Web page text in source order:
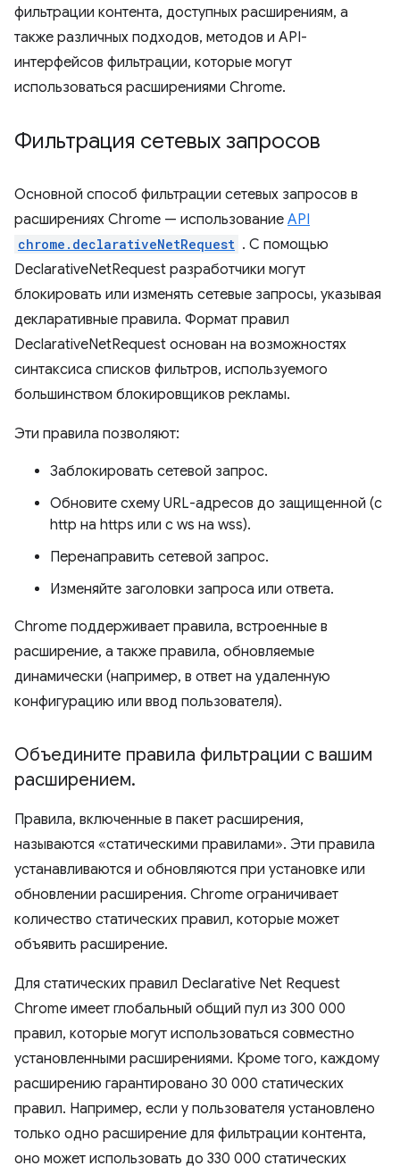
фильтрации контента, доступных расширениям, а
также различных подходов, методов и API-
интерфейсов фильтрации, которые могут
использоваться расширениями Chrome.
Фильтрация сетевых запросов
Основной способ фильтрации сетевых запросов в
расширениях Chrome — использование API
chrome.declarativeNetRequest . С помощью
DeclarativeNetRequest разработчики могут
блокировать или изменять сетевые запросы, указывая
декларативные правила. Формат правил
DeclarativeNetRequest основан на возможностях
синтаксиса списков фильтров, используемого
большинством блокировщиков рекламы.
Эти правила позволяют:
Заблокировать сетевой запрос.
Обновите схему URL-адресов до защищенной (с
http на https или с ws на wss).
Перенаправить сетевой запрос.
Изменяйте заголовки запроса или ответа.
Chrome поддерживает правила, встроенные в
расширение, а также правила, обновляемые
динамически (например, в ответ на удаленную
конфигурацию или ввод пользователя).
Объедините правила фильтрации с вашим
расширением.
Правила, включенные в пакет расширения,
называются «статическими правилами». Эти правила
устанавливаются и обновляются при установке или
обновлении расширения. Chrome ограничивает
количество статических правил, которые может
объявить расширение.
Для статических правил Declarative Net Request
Chrome имеет глобальный общий пул из 300 000
правил, которые могут использоваться совместно
установленными расширениями. Кроме того, каждому
расширению гарантировано 30 000 статических
правил. Например, если у пользователя установлено
только одно расширение для фильтрации контента,
оно может использовать до 330 000 статических